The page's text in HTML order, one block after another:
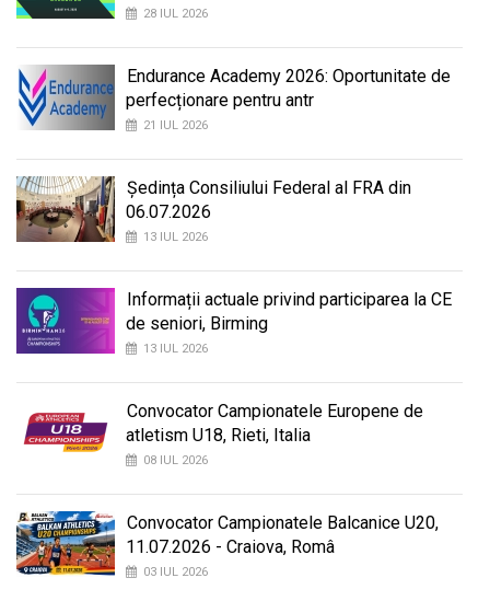
28 IUL 2026
Endurance Academy 2026: Oportunitate de
perfecționare pentru antr
21 IUL 2026
Ședința Consiliului Federal al FRA din
06.07.2026
13 IUL 2026
Informații actuale privind participarea la CE
de seniori, Birming
13 IUL 2026
Convocator Campionatele Europene de
atletism U18, Rieti, Italia
08 IUL 2026
Convocator Campionatele Balcanice U20,
11.07.2026 - Craiova, Româ
03 IUL 2026